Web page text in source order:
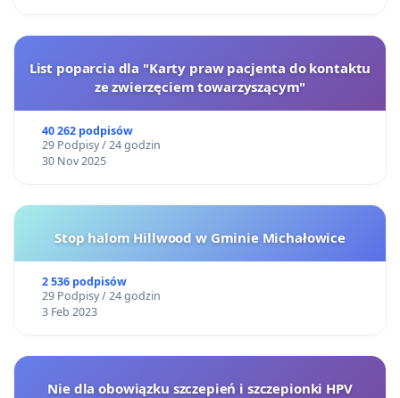
List poparcia dla "Karty praw pacjenta do kontaktu
ze zwierzęciem towarzyszącym"
40 262 podpisów
29 Podpisy / 24 godzin
30 Nov 2025
Stop halom Hillwood w Gminie Michałowice
2 536 podpisów
29 Podpisy / 24 godzin
3 Feb 2023
Nie dla obowiązku szczepień i szczepionki HPV